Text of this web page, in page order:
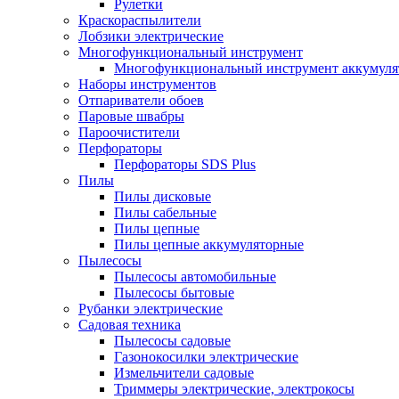
Рулетки
Краскораспылители
Лобзики электрические
Многофункциональный инструмент
Многофункциональный инструмент
Наборы инструментов
Отпариватели обоев
Паровые швабры
Пароочистители
Перфораторы
Перфораторы SDS Plus
Пилы
Пилы дисковые
Пилы сабельные
Пилы цепные
Пилы цепные аккумуляторные
Пылесосы
Пылесосы автомобильные
Пылесосы бытовые
Рубанки электрические
Садовая техника
Пылесосы садовые
Газонокосилки электрические
Измельчители садовые
Триммеры электрические, электрокосы